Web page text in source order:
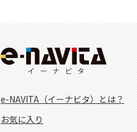
e-NAVITA（イーナビタ）とは？
お気に入り